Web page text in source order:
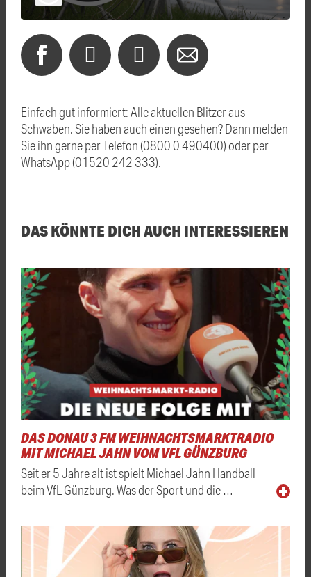
Einfach gut informiert: Alle aktuellen Blitzer aus
Schwaben. Sie haben auch einen gesehen? Dann melden
Sie ihn gerne per Telefon (0800 0 490400) oder per
WhatsApp (01520 242 333).
DAS KÖNNTE DICH AUCH INTERESSIEREN
DAS DONAU 3 FM WEIHNACHTSMARKTRADIO
MIT MICHAEL JAHN VOM VFL GÜNZBURG
Seit er 5 Jahre alt ist spielt Michael Jahn Handball
beim VfL Günzburg. Was der Sport und die …